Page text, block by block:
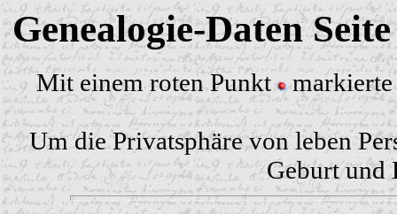
Genealogie-Daten
Mit einem roten Punkt markierte
Um die Privatsphäre von leben
Geburt und